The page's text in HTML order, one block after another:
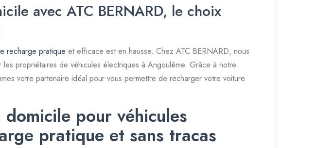
avec ATC BERNARD, le choix
recharge pratique et efficace est en hausse. Chez ATC BERNARD, nous
propriétaires de véhicules électriques à Angoulême. Grâce à notre
votre partenaire idéal pour vous permettre de recharger votre voiture
pour véhicules
pratique et sans tracas